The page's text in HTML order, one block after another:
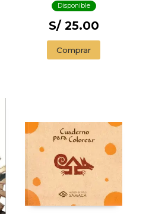
Disponible
S/ 25.00
Comprar